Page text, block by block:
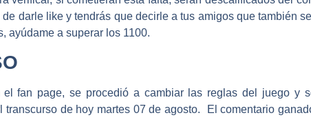
darle like y tendrás que decirle a tus amigos que también
ayúdame a superar los 1100.
fan page, se procedió a cambiar las reglas del juego y
de hoy martes 07 de agosto. El comentario